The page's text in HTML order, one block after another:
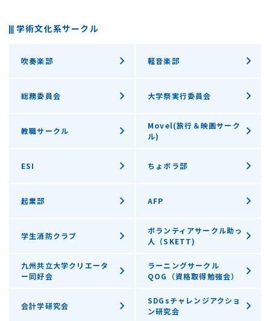
学術文化系サークル
吹奏楽部 軽音楽部
総務委員会 大学祭実行委員会
教職サークル
Movel(旅行＆映画サーク
ル)
ESI ちょボラ部
起業部 AFP
学生消防クラブ
ボランティアサークル助っ
人（SKETT)
九州共立大学クリエータ
ー同好会
ラーニングサークル
QOG（資格取得勉強会）
会計学研究会
SDGsチャレンジアクショ
ン研究会